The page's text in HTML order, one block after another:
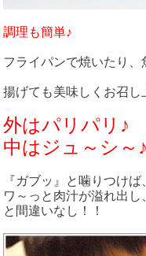
調理も簡単♪
フライパンで焼いたり
揚げても美味しくお召し
外はパリパリ♪
中はジュ～シ～♪
『ガブッ』と噛りつけ
ワ～っと肉汁が溢れ出
と間違いなし！！